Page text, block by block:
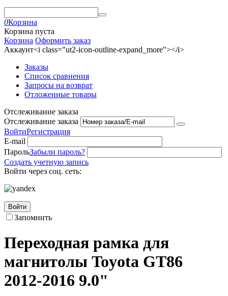
0Корзина
Корзина пуста
Корзина Оформить заказ
Аккаунт<i class="ut2-icon-outline-expand_more"></i>
Заказы
Список сравнения
Запросы на возврат
Отложенные товары
Отслеживание заказа
Отслеживание заказа
ВойтиРегистрация
E-mail
ПарольЗабыли пароль?
Создать учетную запись
Войти через соц. сеть:
Войти
Запомнить
Переходная рамка для
магнитолы Toyota GT86
2012-2016 9.0"